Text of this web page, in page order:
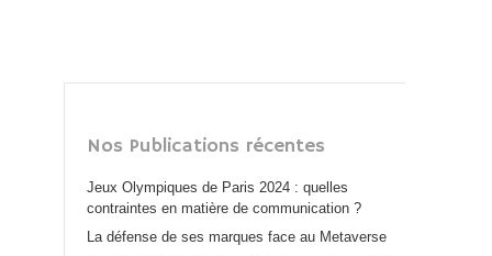
Nos Publications récentes
Jeux Olympiques de Paris 2024 : quelles
contraintes en matière de communication ?
La défense de ses marques face au Metaverse